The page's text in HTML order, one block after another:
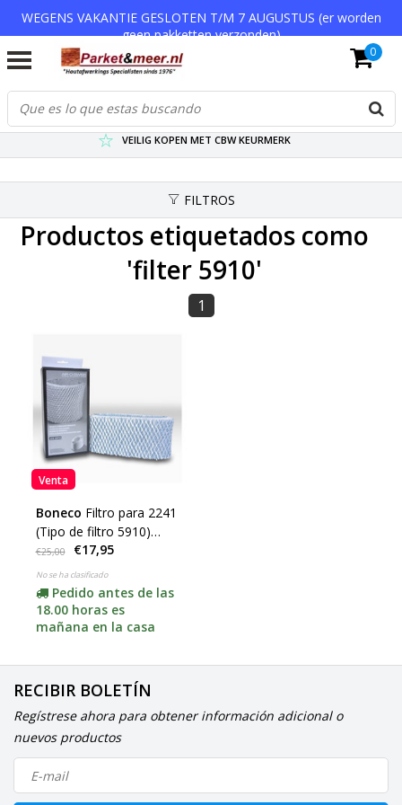
WEGENS VAKANTIE GESLOTEN T/M 7 AUGUSTUS (er worden
geen pakketten verzonden)
VERZENDKOSTEN € 7,95 (GRATIS VA €75,-)
SCHERPSTE PRIJZEN TOT WEL 75% KORTING !
VEILIG KOPEN MET CBW KEURMERK
0
FILTROS
Productos etiquetados como
'filter 5910'
1
Venta
Boneco Filtro para 2241
(Tipo de filtro 5910)
ACCIÓN
€25,00 €17,95
No se ha clasificado
Pedido antes de las
18.00 horas es
mañana en la casa
RECIBIR BOLETÍN
Regístrese ahora para obtener información adicional o
nuevos productos